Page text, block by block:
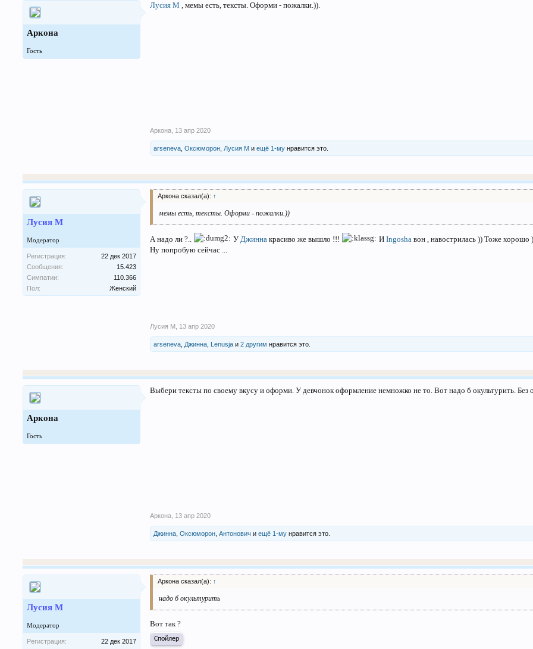
Аркона
Гость
Лусия М , мемы есть, тексты. Оформи - пожалки.)).
Аркона 13 апр 2020
arseneva ,Оксюморон Лусия М иещё 1-му нравится это.
Лусия М
Модератор
Регистрация:
22 дек 2017
Сообщения:
15.423
Симпатии:
110.366
Пол:
Женский
Аркона сказал(а): ↑
мемы есть, тексты. Оформи - пожалки.))
А надо ли ?.. УДжинна красиво же вышло !!! ИIngosha вон , навострилась )) Тоже хорошо )
Ну попробую сейчас ...
Лусия М 13 апр 2020
arseneva Джинна Lenusja и2 другим нравится это.
Аркона
Гость
Выбери тексты по своему вкусу и оформи. У девчонок оформление немножко не то. Вот надо б окультурить. Без
Аркона 13 апр 2020
Джинна ,Оксюморон ,Антонович иещё 1-му нравится это.
Лусия М
Модератор
Регистрация:
22 дек 2017
Аркона сказал(а): ↑
надо б окультурить
Вот так ?
Спойлер